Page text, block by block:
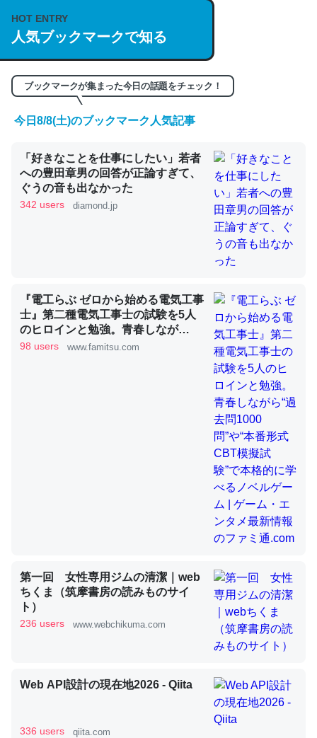
https://isobe324649.hatenablog.com/entry/2023/03/27
/064121
─GPTの仕組みと限界についての考察（１） - conceptualization
くらい。小説でいう「ずっと前の伏線」は回収されないけ
ど、短期記憶というには多い分量。進化すればするほど分
かりやすく強くなりそう
─GPTの仕組みと限界についての考察（１） - conceptualization
昆虫ってカルシウム少ないのか。知らんかった。調べたら
コオロギのカルシウム分はエビの600分の1程度。
─ニュース :: 【研究発表】昆虫学の大問題＝「昆虫はなぜ海にいな
論文では「淡水はカルシウムも酸素も不足してて両方に不
利だから両方が拮抗してるのでは」とあって面白い。海に
いる鋏角類（カブトガニ・ウミグモ）はカルシウムを使わ
ずキチンを強化してる筈だが、酵素が違うのか？
─ニュース :: 【研究発表】昆虫学の大問題＝「昆虫はなぜ海にいな
これを元に考えるとカルシウムを大量に使う脊椎動物と貝
類は苦労してるんだな…。腹足類だと殻を無くしてナメク
─ニュース :: 【研究発表】昆虫学の大問題＝「昆虫はなぜ海にいな
いのか」に関する新仮説
HOT ENTRY
人気ブックマークで知る
ブックマークが集まった今日の話題をチェック！
今日8/8(土)のブックマーク人気記事
「好きなことを仕事にしたい」若者
への豊田章男の回答が正論すぎて、
ぐうの音も出なかった
342 users diamond.jp
『電工らぶ ゼロから始める電気工事
士』第二種電気工事士の試験を5人
のヒロインと勉強。青春しなが
ら“過去問1000問”や“本番形式CBT
98 users www.famitsu.com
第一回 女性専用ジムの清潔｜web
ちくま（筑摩書房の読みものサイ
ト）
236 users www.webchikuma.com
Web API設計の現在地2026 - Qiita
336 users qiita.com